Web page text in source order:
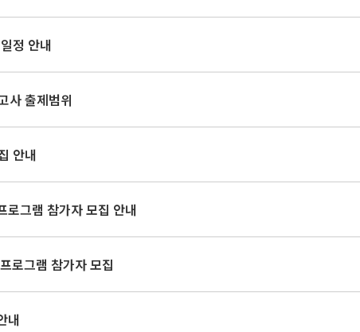
정 안내
사 출제범위
안내
그램 참가자 모집 안내
로그램 참가자 모집
내